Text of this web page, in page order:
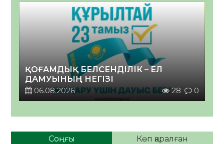
ҚОҒАМДЫҚ БЕЛСЕНДІЛІК – ЕЛ
ДАМУЫНЫҢ НЕГІЗІ
06.08.2026
28 0
Соңғы Көп қаралған